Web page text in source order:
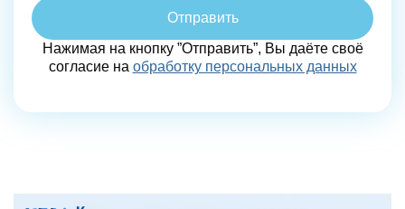
Отправить
Нажимая на кнопку ”Отправить”, Вы даёте своё
согласие на обработку персональных данных